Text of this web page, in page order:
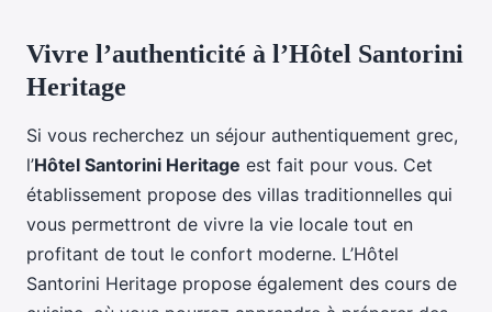
Vivre l’authenticité à l’Hôtel Santorini
Heritage
Si vous recherchez un séjour authentiquement grec,
l’Hôtel Santorini Heritage est fait pour vous. Cet
établissement propose des villas traditionnelles qui
vous permettront de vivre la vie locale tout en
profitant de tout le confort moderne. L’Hôtel
Santorini Heritage propose également des cours de